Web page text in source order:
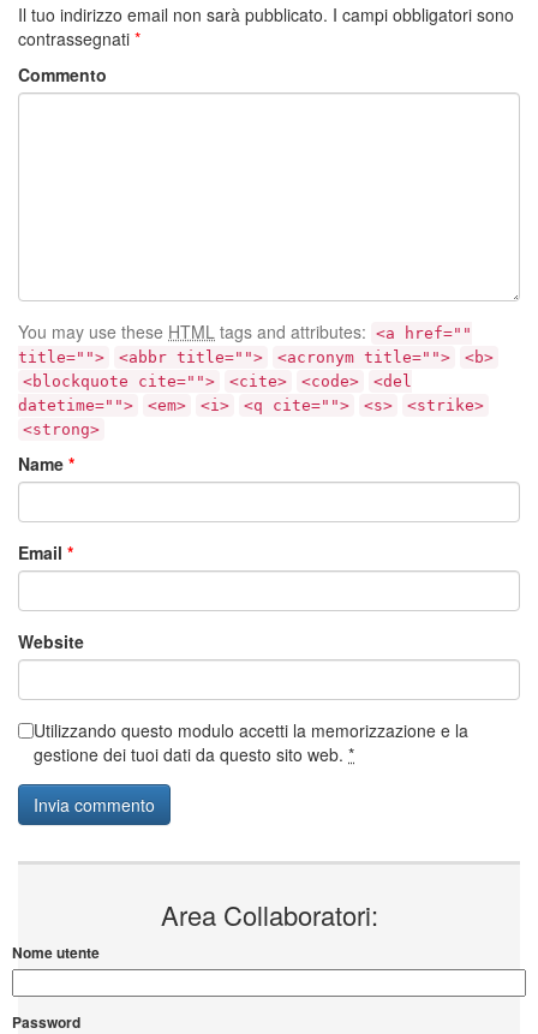
Il tuo indirizzo email non sarà pubblicato. I campi obbligatori sono
contrassegnati *
Commento
You may use these HTML tags and attributes: <a href=""
title="">
<abbr title=""> <acronym title="">
<b>
<blockquote cite="">
<cite> <code>
<del
datetime="">
<em> <i> <q cite=""> <s>
<strike>
<strong>
Name *
Email *
Website
Utilizzando questo modulo accetti la memorizzazione e la
gestione dei tuoi dati da questo sito web. *
Area Collaboratori:
Nome utente
Password